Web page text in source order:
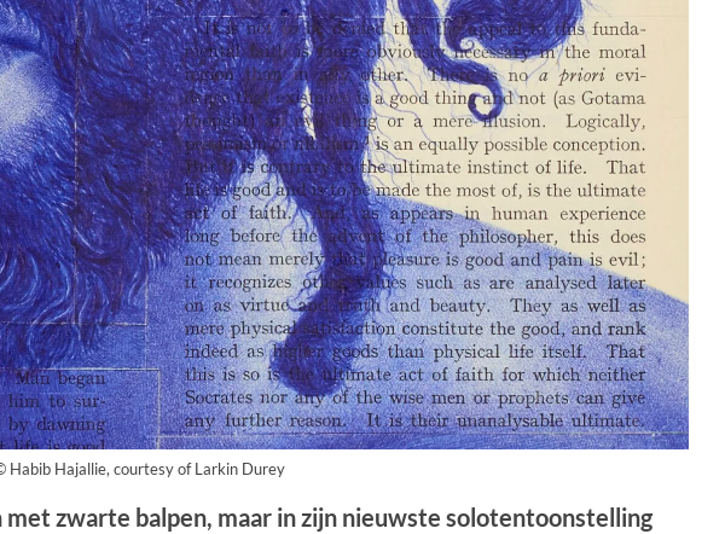
Habib Hajallie, courtesy of Larkin Durey
zwarte balpen, maar in zijn nieuwste solotentoonstelling